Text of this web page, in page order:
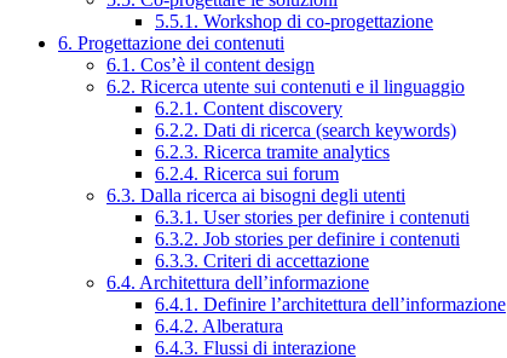
5.5.1. Workshop di co-progettazione
6. Progettazione dei contenuti
6.1. Cos’è il content design
6.2. Ricerca utente sui contenuti e il linguaggio
6.2.1. Content discovery
6.2.2. Dati di ricerca (search keywords)
6.2.3. Ricerca tramite analytics
6.2.4. Ricerca sui forum
6.3. Dalla ricerca ai bisogni degli utenti
6.3.1. User stories per definire i contenuti
6.3.2. Job stories per definire i contenuti
6.3.3. Criteri di accettazione
6.4. Architettura dell’informazione
6.4.1. Definire l’architettura dell’informazione
6.4.2. Alberatura
6.4.3. Flussi di interazione